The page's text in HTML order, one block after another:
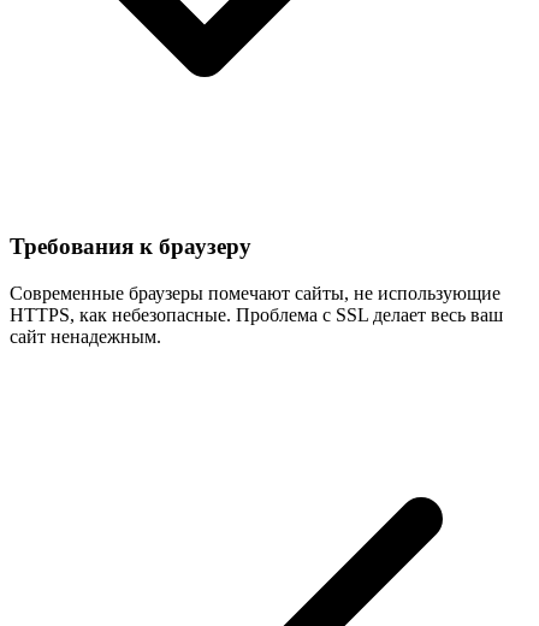
Требования к браузеру
Современные браузеры помечают сайты, не использующие
HTTPS, как небезопасные. Проблема с SSL делает весь ваш
сайт ненадежным.